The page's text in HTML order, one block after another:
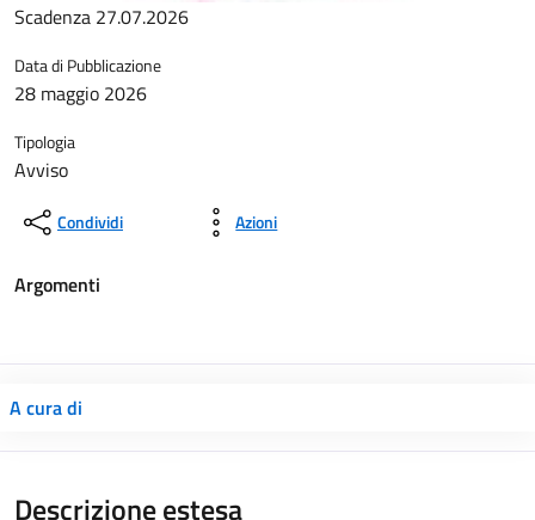
Scadenza 27.07.2026
Data di Pubblicazione
28 maggio 2026
Tipologia
Avviso
Condividi Azioni
Argomenti
A cura di
Descrizione estesa